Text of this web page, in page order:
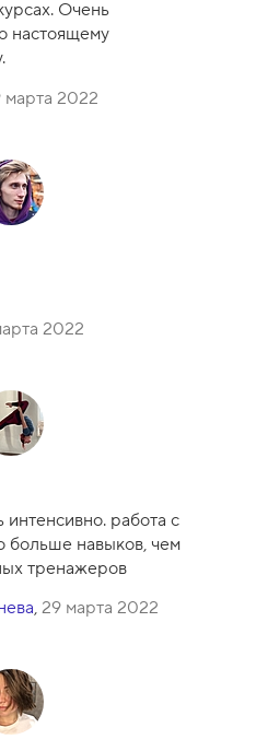
Очень
настоящему
марта 2022
2022
работа с
больше навыков, чем
тренажеров
, 29 марта 2022